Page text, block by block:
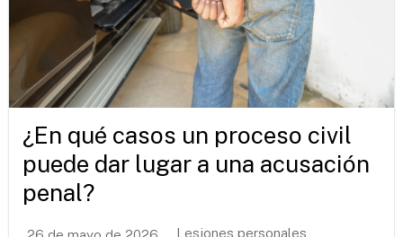
¿En qué casos un proceso civil
puede dar lugar a una acusación
penal?
Lesiones personales